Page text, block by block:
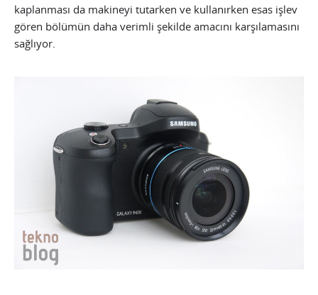
kaplanması da makineyi tutarken ve kullanırken esas işlev
gören bölümün daha verimli şekilde amacını karşılamasını
sağlıyor.